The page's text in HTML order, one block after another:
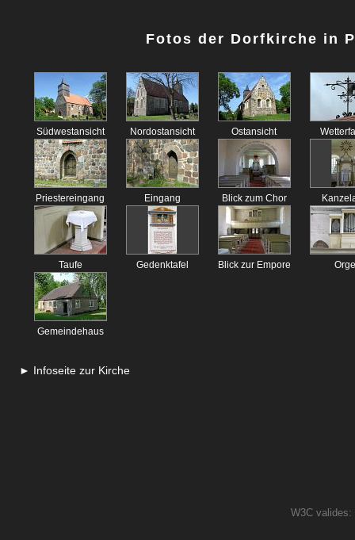
Fotos der Dorfkirche in
Südwestansicht Nordostansicht Ostansicht
Priestereingang Eingang Blick zum Chor
Taufe Gedenktafel Blick zur Empore
Gemeindehaus
► Infoseite zur Kirche
W3C valides: